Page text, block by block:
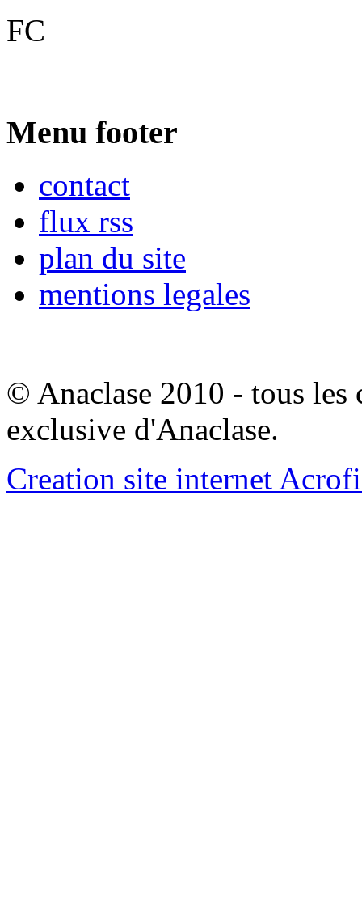
FC
Menu footer
contact
flux rss
plan du site
mentions legales
© Anaclase 2010 - tous les
exclusive d'Anaclase.
Creation site internet